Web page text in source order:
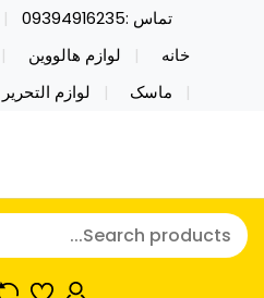
تماس :09394916235
خانه
لوازم هالووین
ماسک
لوازم التحریر
نایکر توی فروش
ولن تاین کادویی
خرید محصولات خاص فیجت
توی فروش عمده لوازم
کریسمس اکسسوری ماسک در